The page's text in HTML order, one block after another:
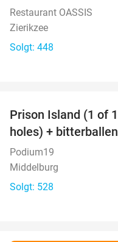
Restaurant OASSIS
Zierikzee
Solgt: 448
Prison Island (1 of
holes) +
Podium19
Middelburg
Solgt: 528